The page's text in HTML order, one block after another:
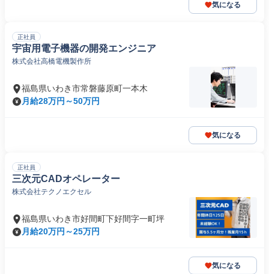
気になる
正社員
宇宙用電子機器の開発エンジニア
株式会社高橋電機製作所
福島県いわき市常磐藤原町一本木
月給28万円～50万円
気になる
正社員
三次元CADオペレーター
株式会社テクノエクセル
福島県いわき市好間町下好間字一町坪
月給20万円～25万円
気になる